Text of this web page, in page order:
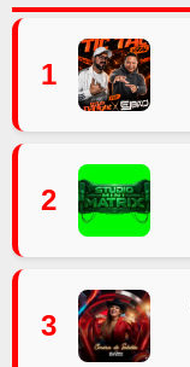
1
2
3